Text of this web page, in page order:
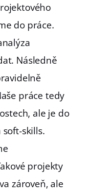
do práce.
Následně
práce tedy
ale je do
skills.
projekty
zároveň, ale